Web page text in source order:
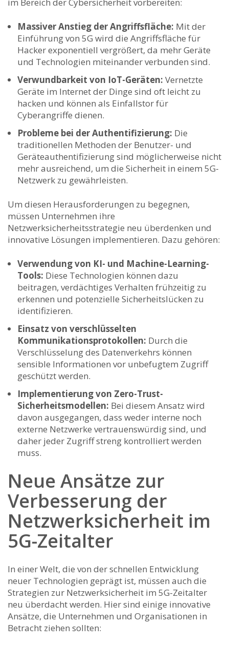
Massiver Anstieg der⁣ Angriffsfläche: Mit der
⁢Einführung von ⁣5G wird die‌ Angriffsfläche für
Hacker ⁢exponentiell vergrößert, da ⁢mehr Geräte
und Technologien ‌miteinander verbunden sind.
Verwundbarkeit von⁣ IoT-Geräten: Vernetzte
Geräte im Internet der Dinge sind oft leicht zu⁣
hacken und können⁤ als⁢ Einfallstor für
Cyberangriffe dienen.
Probleme⁤ bei der Authentifizierung: ⁤Die⁢
traditionellen Methoden der Benutzer-‍ und
Geräteauthentifizierung⁢ sind möglicherweise nicht
mehr ausreichend, um ​die Sicherheit in einem 5G-
Netzwerk⁤ zu gewährleisten.
Um diesen Herausforderungen zu begegnen,
müssen Unternehmen ihre
‌Netzwerksicherheitsstrategie ⁢neu überdenken und
innovative Lösungen implementieren. Dazu⁢ gehören:
Verwendung von KI- und Machine-Learning-
Tools: Diese Technologien können dazu
beitragen,⁣ verdächtiges Verhalten ‍frühzeitig zu
erkennen und potenzielle Sicherheitslücken zu
identifizieren.
Einsatz‍ von verschlüsselten
‍Kommunikationsprotokollen: Durch die
Verschlüsselung des Datenverkehrs können
⁣sensible Informationen vor unbefugtem Zugriff⁤
geschützt werden.
Implementierung von Zero-Trust-
Sicherheitsmodellen: Bei ⁤diesem‌ Ansatz⁣ wird
davon ausgegangen, dass weder interne noch
externe Netzwerke ‌vertrauenswürdig sind, und
daher‍ jeder Zugriff streng⁤ kontrolliert werden‍
muss.
Neue ⁣Ansätze zur
Verbesserung ⁢der
⁣Netzwerksicherheit im
5G-Zeitalter
In einer ⁤Welt, die von der‍ schnellen ⁢Entwicklung‍
neuer Technologien​ geprägt ⁤ist, müssen auch die
Strategien ⁤zur Netzwerksicherheit im 5G-Zeitalter
neu überdacht werden. Hier⁣ sind einige innovative
Ansätze, die ​Unternehmen und Organisationen in⁤
Betracht ‍ziehen sollten: